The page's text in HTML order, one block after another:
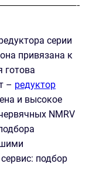
серии
привязана к
готова
– редуктор
и высокое
NMRV
подбор